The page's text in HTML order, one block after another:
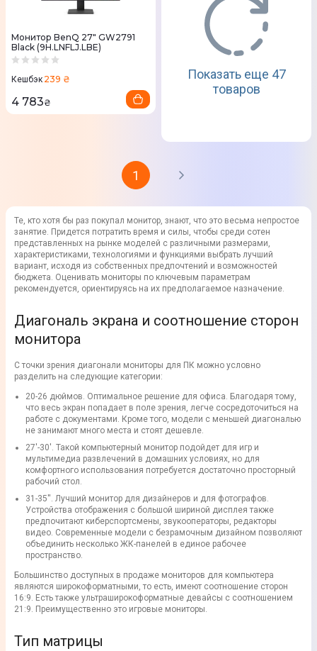
Монитор BenQ 27" GW2791
Black (9H.LNFLJ.LBE)
Кешбэк 239 ₴
4 783₴
Показать еще 47
товаров
1
Те, кто хотя бы раз покупал монитор, знают, что это весьма непростое
занятие. Придется потратить время и силы, чтобы среди сотен
представленных на рынке моделей с различными размерами,
характеристиками, технологиями и функциями выбрать лучший
вариант, исходя из собственных предпочтений и возможностей
бюджета. Оценивать мониторы по ключевым параметрам
рекомендуется, ориентируясь на их предполагаемое назначение.
Диагональ экрана и соотношение сторон
монитора
С точки зрения диагонали мониторы для ПК можно условно
разделить на следующие категории:
20-26 дюймов. Оптимальное решение для офиса. Благодаря тому,
что весь экран попадает в поле зрения, легче сосредоточиться на
работе с документами. Кроме того, модели с меньшей диагональю
не занимают много места и стоят дешевле.
27'-30'. Такой компьютерный монитор подойдет для игр и
мультимедиа развлечений в домашних условиях, но для
комфортного использования потребуется достаточно просторный
рабочий стол.
31-35''. Лучший монитор для дизайнеров и для фотографов.
Устройства отображения с большой шириной дисплея также
предпочитают киберспортсмены, звукооператоры, редакторы
видео. Современные модели с безрамочным дизайном позволяют
объединить несколько ЖК-панелей в единое рабочее
пространство.
Большинство доступных в продаже мониторов для компьютера
являются широкоформатными, то есть, имеют соотношение сторон
16:9. Есть также ультраширокоформатные девайсы с соотношением
21:9. Преимущественно это игровые мониторы.
Тип матрицы